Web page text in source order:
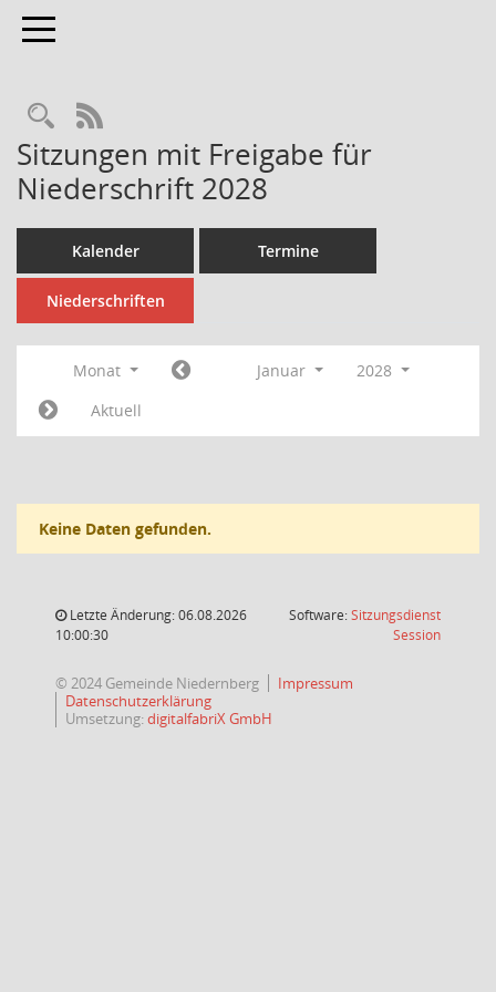
Toggle navigation
Rechercheauswahl
RSS-Feed
Sitzungen mit Freigabe für
Niederschrift 2028
Kalender Termine
Niederschriften
Monat Januar
2028
Aktuell
Keine Daten gefunden.
Letzte Änderung: 06.08.2026
10:00:30
Software:Sitzungsdienst
Session(Wird in
© 2024 Gemeinde Niedernberg
Impressum
Datenschutzerklärung
Umsetzung:digitalfabriX GmbH